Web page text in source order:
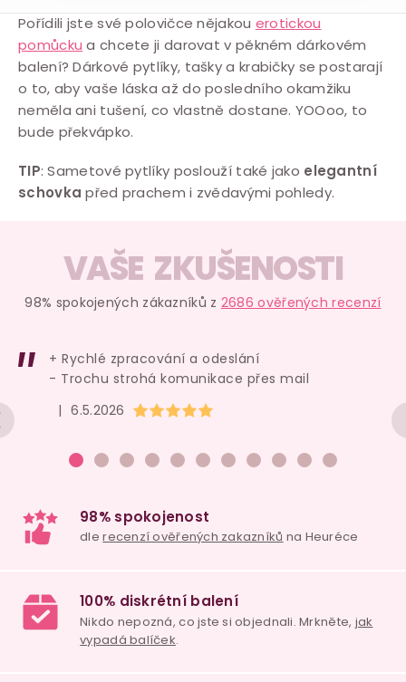
i
s
Pořídili jste své polovičce nějakou erotickou
pomůcku a chcete ji darovat v pěkném dárkovém
balení? Dárkové pytlíky, tašky a krabičky se postarají
o to, aby vaše láska až do posledního okamžiku
neměla ani tušení, co vlastně dostane. YOOoo, to
bude překvápko.
TIP: Sametové pytlíky poslouží také jako elegantní
schovka před prachem i zvědavými pohledy.
VAŠE ZKUŠENOSTI
98% spokojených zákazníků z 2686 ověřených recenzí
Hodnocení obchodu je 5 z 5 hvězdiček.
| 6.5.2026
+ Rychlé zpracování a odeslání
- Trochu strohá komunikace přes mail